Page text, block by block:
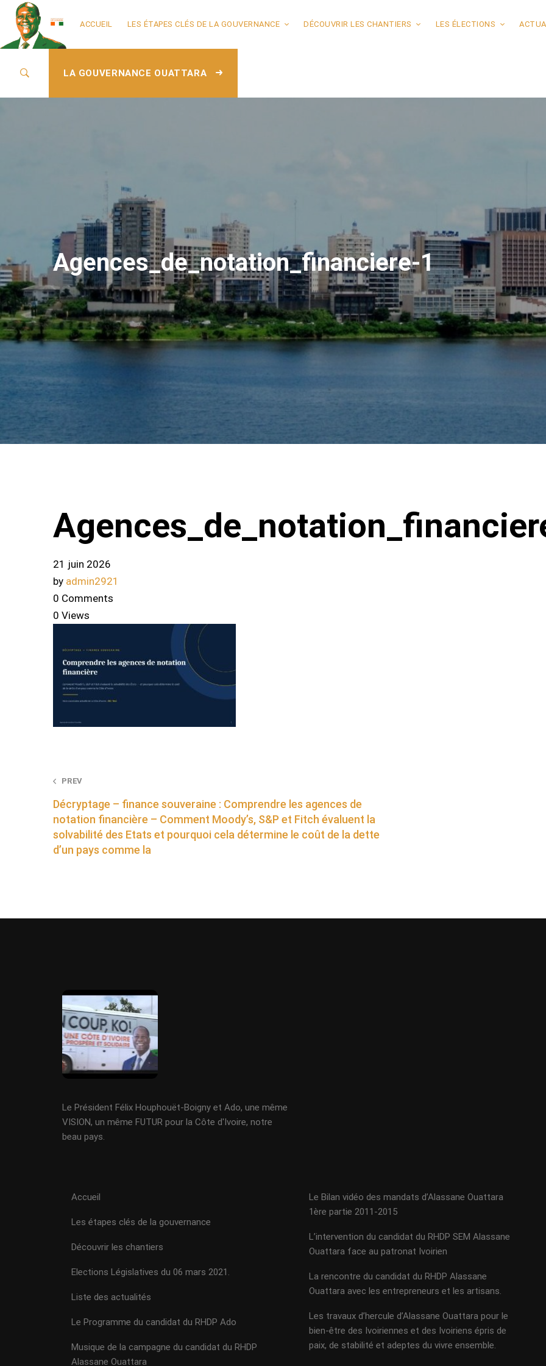
ACCUEIL LES ÉTAPES CLÉS DE LA GOUVERNANCE DÉCOUVRIR LES CHANTIERS LES ÉLECTIONS
LA GOUVERNANCE OUATTARA
Agences_de_notation_financiere-1
21 juin 2026
by admin2921
0 Comments
0 Views
Post
navigation
PREV
Décryptage – finance souveraine : Comprendre les agences de
notation financière – Comment Moody’s, S&P et Fitch évaluent la
solvabilité des Etats et pourquoi cela détermine le coût de la dette
d’un pays comme la
Le Président Félix Houphouët-Boigny et Ado, une même
VISION, un même FUTUR pour la Côte d'Ivoire, notre
beau pays.
Accueil
Les étapes clés de la gouvernance
Découvrir les chantiers
Elections Législatives du 06 mars 2021.
Liste des actualités
Le Programme du candidat du RHDP Ado
Musique de la campagne du candidat du RHDP
Alassane Ouattara
Le Bilan vidéo des mandats d’Alassane Ouattara
1ère partie 2011-2015
L’intervention du candidat du RHDP SEM Alassane
Ouattara face au patronat Ivoirien
La rencontre du candidat du RHDP Alassane
Ouattara avec les entrepreneurs et les artisans.
Les travaux d’hercule d’Alassane Ouattara pour le
bien-être des Ivoiriennes et des Ivoiriens épris de
paix, de stabilité et adeptes du vivre ensemble.